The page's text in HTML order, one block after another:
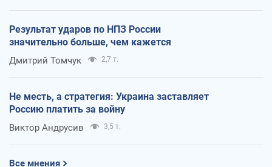
Результат ударов по НПЗ России
значительно больше, чем кажется
Дмитрий Томчук 2,7 т.
Не месть, а стратегия: Украина заставляет
Россию платить за войну
Виктор Андрусив 3,5 т.
Все мнения